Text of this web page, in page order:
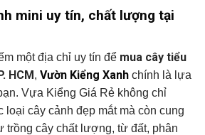
mini uy tín, chất lượng tại
một địa chỉ uy tín để mua cây tiểu
HCM, Vườn Kiểng Xanh chính là lựa
Vựa Kiểng Giá Rẻ không chỉ
loại cây cảnh đẹp mắt mà còn cung
trồng cây chất lượng, từ đất, phân